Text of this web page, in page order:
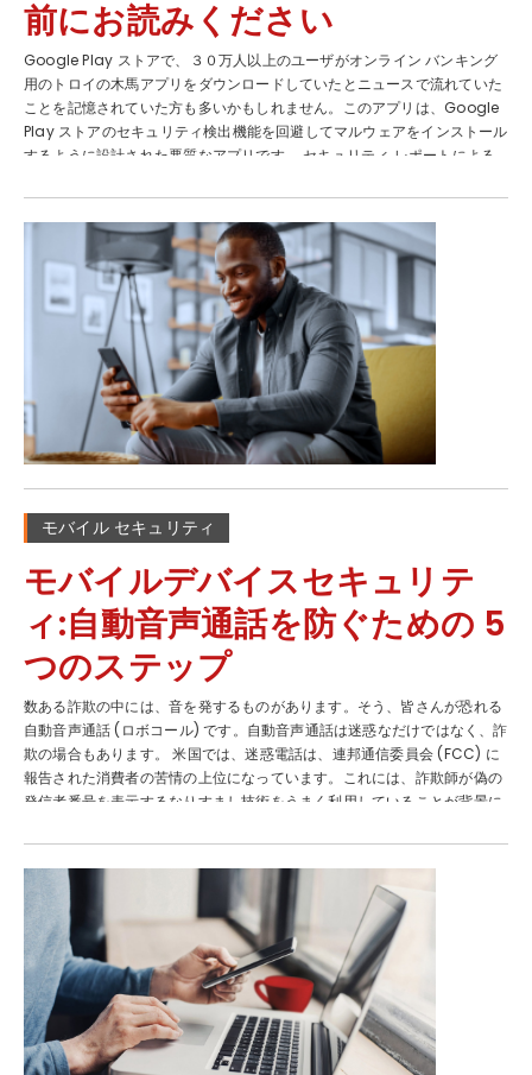
ジットカードの口座情報や個人情報などの重要なデータを盗み出します。
クリプトマイナー: トロイの木馬と同様に、スマートフォンに侵入して潜
伏するソフトウェアです。スマートフォンの計算能力を利用して、暗号通
貨のマイニングを行います。クリプトマイニング自体は違法ではありませ
んが、スマートフォンの所有者の同意を得ることなくクリプトマイニング
を行うのは...
前にお読みください
Google Play ストアで、３０万人以上のユーザがオンライン バンキング
用のトロイの木馬アプリをダウンロードしていたとニュースで流れていた
ことを記憶されていた方も多いかもしれません。このアプリは、Google
Play ストアのセキュリティ検出機能を回避してマルウェアをインストール
するように設計された悪質なアプリです。 セキュリティ レポートによる
ど、一般的なユーザーがよく検索するアプリを巧みに装っていることがわ
かりました。このようなトロイの木馬には、口座情報を盗み出したり、口
座番号を入力する際のキー ストロークを収集したり、スマートフォンで操
作を行う際のスクリーンショットを撮影したりするように設計されている
ものがあります。 このようなマルウェアの特徴は、スマートフォンにイン
ストールした後に起動するように設計されています。マルウェアは、
Google Play ストアにアクセスしただけでは起動しません。そのた
め、、アプリ内でのアップデート処理などの余分なステップが必要にな
り、マルウェアのペイロードがスマートフォンにダウンロードされること
になります。不正なアプリをダウンロードすると、こうしたアップデート
処理を促す画面が表示される場合があります。 Google Play ストアに表
示されるアプリにはマルウェアが含まれていなくても、アプリの購入後に
別のサーバーからユーザーのスマートフォンにペイロードが送信されるこ
とがあるため、不正なアプリかどうかを判断するのが難しくなっていま
す。 これは、ハッカーがスマートフォンをマルウェアに感染させるために
モバイル セキュリティ
モバイルデバイスセキュリテ
ィ:自動音声通話を防ぐための 5
つのステップ
数ある詐欺の中には、音を発するものがあります。そう、皆さんが恐れる
自動音声通話 (ロボコール) です。自動音声通話は迷惑なだけではなく、詐
欺の場合もあります。 米国では、迷惑電話は、連邦通信委員会 (FCC) に
報告された消費者の苦情の上位になっています。これには、詐欺師が偽の
発信者番号を表示するなりすまし技術をうまく利用していることが背景に
あります。 スマートフォンの通話の相手先が録音された音声であるか、実
際の人間であるかは関係なく、通話の背景に潜む目的は同じである可能性
が高いようです。個人情報や金銭、またはその両方を騙し取ることが目的
なのです。このような発信者は、銀行、政府機関、保険会社などの組織に
なりすまし、支払い情報や口座情報、個人を識別できるID番号を要求しま
す。 しかも、このような発信者の中には、とても説得力がある印象を与え
る相手もいます。それ以外の発信者は、あからさまに攻撃的な態度をとっ
たり、脅迫的な振る舞いをするでしょう。このような詐欺電話では効果を
高めるために、切迫感を生み出し、恐怖感を引き起こす手口が用いられま
す。彼らは、今すぐ対処が必要な問題が発生し、その問題の解決には個人